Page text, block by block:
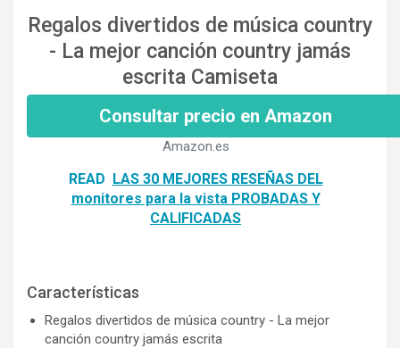
Regalos divertidos de música country
- La mejor canción country jamás
escrita Camiseta
Consultar precio en Amazon
Amazon.es
READ LAS 30 MEJORES RESEÑAS DEL
monitores para la vista PROBADAS Y
CALIFICADAS
Características
Regalos divertidos de música country - La mejor
canción country jamás escrita